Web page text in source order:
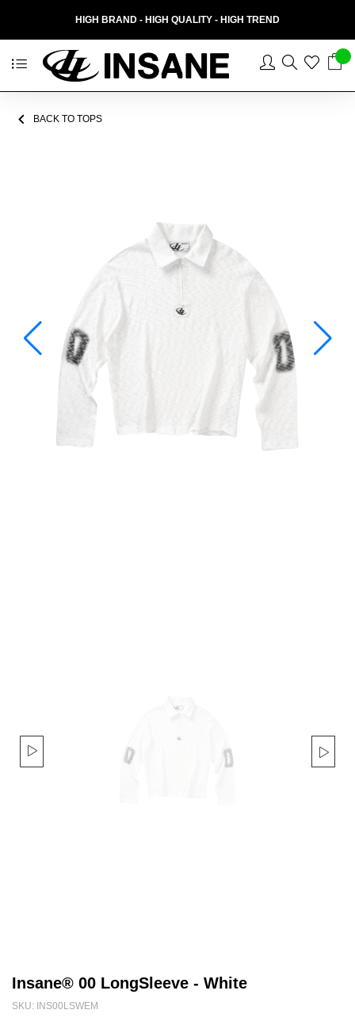
HIGH BRAND - HIGH QUALITY - HIGH TREND
BACK TO TOPS
Insane® 00 LongSleeve - White
SKU: INS00LSWEM